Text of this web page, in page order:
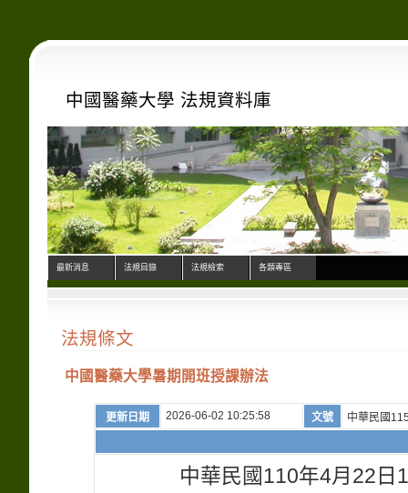
中國醫藥大學 法規資料庫
最新消息 法規目錄 法規檢索 各類專區
法規條文
中國醫藥大學暑期開班授課辦法
更新日期 2026-06-02 10:25:58 文號 中華民國
中華民國110年4月22日